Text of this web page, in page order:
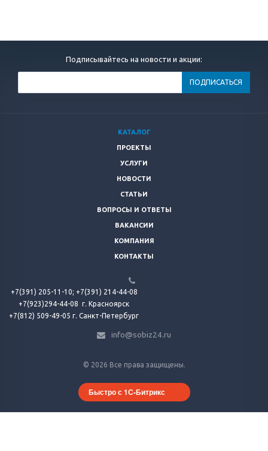
Подписывайтесь на новости и акции:
© 2026 Все права защищены.
Быстро с 1С-Битрикс
КАТАЛОГ
ПРОЕКТЫ
УСЛУГИ
НОВОСТИ
СТАТЬИ
ВОПРОСЫ И ОТВЕТЫ
ВАКАНСИИ
КОМПАНИЯ
КОНТАКТЫ
+7(391) 205-11-10; +7(391) 214-44-08
+7(923)294-44-08 г. Красноярск
+7(812) 509-49-05 г. Санкт-Петербург
info@sobiz24.ru